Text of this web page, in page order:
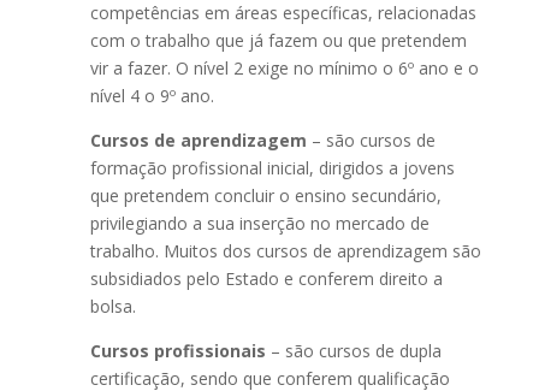
competências em áreas específicas, relacionadas
com o trabalho que já fazem ou que pretendem
vir a fazer. O nível 2 exige no mínimo o 6º ano e o
nível 4 o 9º ano.
Cursos de aprendizagem – são cursos de
formação profissional inicial, dirigidos a jovens
que pretendem concluir o ensino secundário,
privilegiando a sua inserção no mercado de
trabalho. Muitos dos cursos de aprendizagem são
subsidiados pelo Estado e conferem direito a
bolsa.
Cursos profissionais – são cursos de dupla
certificação, sendo que conferem qualificação